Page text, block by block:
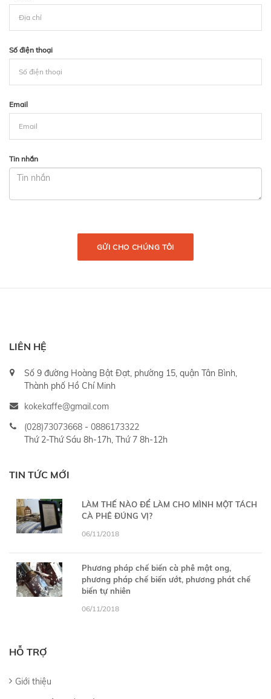
Số điện thoại
Email
Tin nhắn
GỬI CHO CHÚNG TÔI
LIÊN HỆ
Số 9 đường Hoàng Bật Đạt, phường 15, quận Tân Bình,
Thành phố Hồ Chí Minh
kokekaffe@gmail.com
(028)73073668 - 0886173322
Thứ 2-Thứ Sáu 8h-17h, Thứ 7 8h-12h
TIN TỨC MỚI
LÀM THẾ NÀO ĐỂ LÀM CHO MÌNH MỘT TÁCH
CÀ PHÊ ĐÚNG VỊ?
06/11/2018
Phương pháp chế biến cà phê mật ong,
phương pháp chế biến ướt, phương phát chế
biến tự nhiên
06/11/2018
HỖ TRỢ
Giới thiệu